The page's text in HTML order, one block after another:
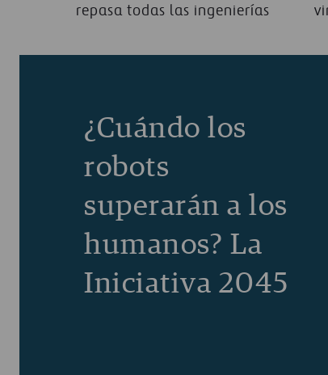
repasa todas las ingenierías
¿Cuándo los
robots
superarán a los
humanos? La
Iniciativa 2045